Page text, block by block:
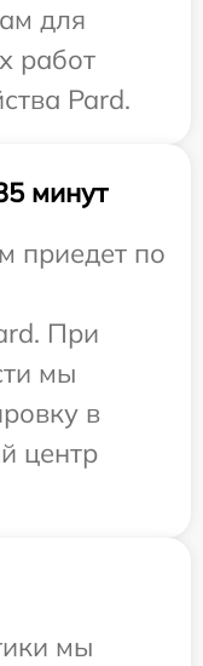
для
работ
Pard.
минут
приедет по
При
мы
в
центр
мы